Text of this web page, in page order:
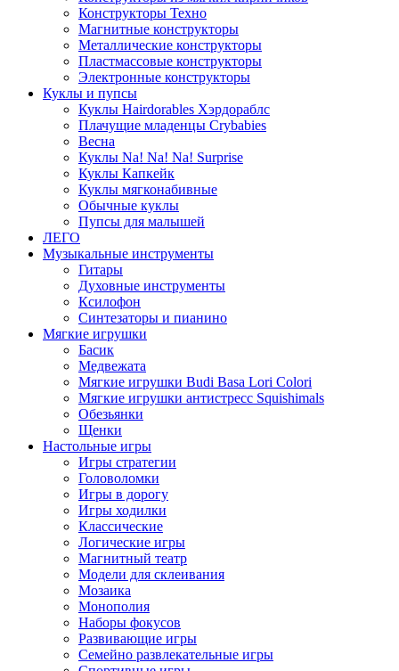
Конструкторы Техно
Магнитные конструкторы
Металлические конструкторы
Пластмассовые конструкторы
Электронные конструкторы
Куклы и пупсы
Куклы Hairdorables Хэрдораблс
Плачущие младенцы Crybabies
Весна
Куклы Na! Na! Na! Surprise
Куклы Капкейк
Куклы мягконабивные
Обычные куклы
Пупсы для малышей
ЛЕГО
Музыкальные инструменты
Гитары
Духовные инструменты
Ксилофон
Синтезаторы и пианино
Мягкие игрушки
Басик
Медвежата
Мягкие игрушки Budi Basa Lori Colori
Мягкие игрушки антистресс Squishimals
Обезьянки
Щенки
Настольные игры
Игры стратегии
Головоломки
Игры в дорогу
Игры ходилки
Классические
Логические игры
Магнитный театр
Модели для склеивания
Мозаика
Монополия
Наборы фокусов
Развивающие игры
Семейно развлекательные игры